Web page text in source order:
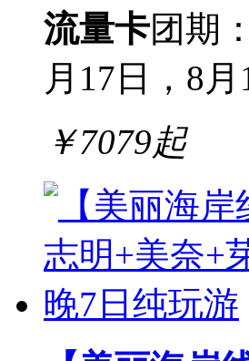
流量卡团期
月17日，8
￥7079起